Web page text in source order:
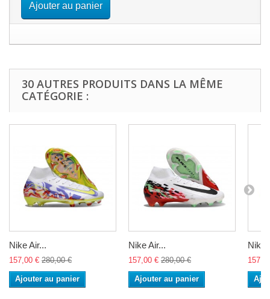
Ajouter au panier
30 AUTRES PRODUITS DANS LA MÊME
CATÉGORIE :
Nike Air...
157,00 € 280,00 €
Ajouter au panier
Nike Air...
157,00 € 280,00 €
Ajouter au panier
Nike